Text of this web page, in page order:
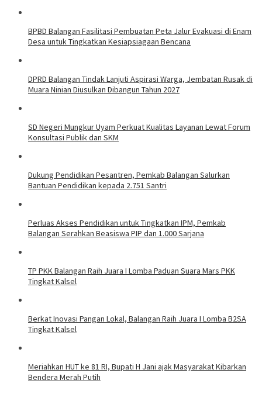
BPBD Balangan Fasilitasi Pembuatan Peta Jalur Evakuasi di Enam
Desa untuk Tingkatkan Kesiapsiagaan Bencana
DPRD Balangan Tindak Lanjuti Aspirasi Warga, Jembatan Rusak di
Muara Ninian Diusulkan Dibangun Tahun 2027
SD Negeri Mungkur Uyam Perkuat Kualitas Layanan Lewat Forum
Konsultasi Publik dan SKM
Dukung Pendidikan Pesantren, Pemkab Balangan Salurkan
Bantuan Pendidikan kepada 2.751 Santri
Perluas Akses Pendidikan untuk Tingkatkan IPM, Pemkab
Balangan Serahkan Beasiswa PIP dan 1.000 Sarjana
TP PKK Balangan Raih Juara I Lomba Paduan Suara Mars PKK
Tingkat Kalsel
Berkat Inovasi Pangan Lokal, Balangan Raih Juara I Lomba B2SA
Tingkat Kalsel
Meriahkan HUT ke 81 RI, Bupati H Jani ajak Masyarakat Kibarkan
Bendera Merah Putih